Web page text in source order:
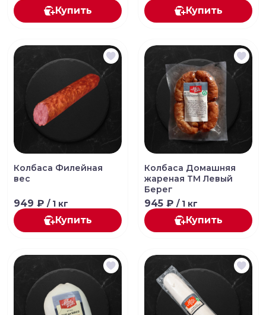
Купить Купить
Колбаса Филейная
вес
949 ₽ / 1 кг
Купить
Колбаса Домашняя
жареная ТМ Левый
Берег
945 ₽ / 1 кг
Купить